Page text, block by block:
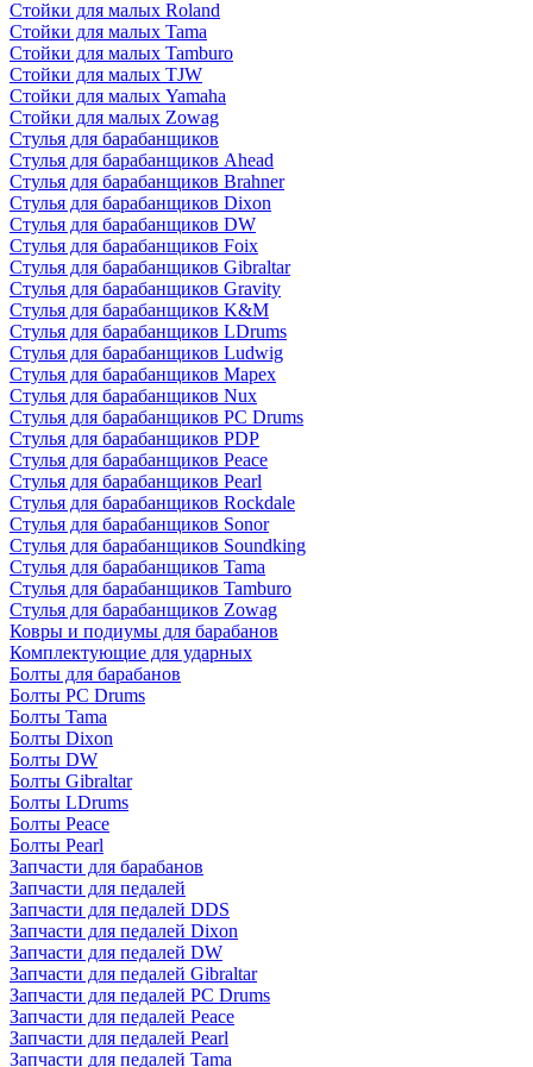
Стойки для малых Roland
Стойки для малых Tama
Стойки для малых Tamburo
Стойки для малых TJW
Стойки для малых Yamaha
Стойки для малых Zowag
Стулья для барабанщиков
Стулья для барабанщиков Ahead
Стулья для барабанщиков Brahner
Стулья для барабанщиков Dixon
Стулья для барабанщиков DW
Стулья для барабанщиков Foix
Стулья для барабанщиков Gibraltar
Стулья для барабанщиков Gravity
Стулья для барабанщиков K&M
Стулья для барабанщиков LDrums
Стулья для барабанщиков Ludwig
Стулья для барабанщиков Mapex
Стулья для барабанщиков Nux
Стулья для барабанщиков PC Drums
Стулья для барабанщиков PDP
Стулья для барабанщиков Peace
Стулья для барабанщиков Pearl
Стулья для барабанщиков Rockdale
Стулья для барабанщиков Sonor
Стулья для барабанщиков Soundking
Стулья для барабанщиков Tama
Стулья для барабанщиков Tamburo
Стулья для барабанщиков Zowag
Ковры и подиумы для барабанов
Комплектующие для ударных
Болты для барабанов
Болты PC Drums
Болты Tama
Болты Dixon
Болты DW
Болты Gibraltar
Болты LDrums
Болты Peace
Болты Pearl
Запчасти для барабанов
Запчасти для педалей
Запчасти для педалей DDS
Запчасти для педалей Dixon
Запчасти для педалей DW
Запчасти для педалей Gibraltar
Запчасти для педалей PC Drums
Запчасти для педалей Peace
Запчасти для педалей Pearl
Запчасти для педалей Tama